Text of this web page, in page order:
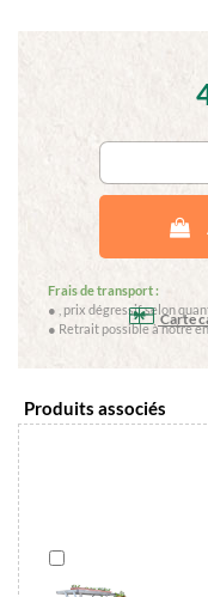
Carte
Frais de transport :
● , prix dégressif selon
● Retrait possible à notre
Produits associés